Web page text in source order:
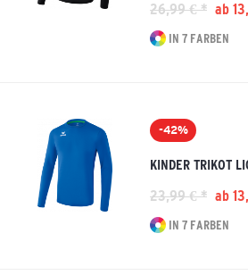
26,99 € * ab
IN 7 FARBEN
-42%
KINDER TRIKOT
23,99 € * ab
IN 7 FARBEN